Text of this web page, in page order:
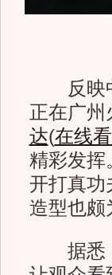
反映中
正在广州
达(在线
精彩发挥
开打真功
造型也颇
据悉，